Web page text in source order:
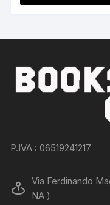
P.IVA : 06519241217
Via Ferdinando
NA )